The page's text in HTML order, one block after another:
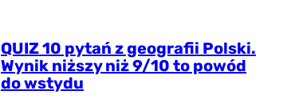
QUIZ 10 pytań z geografii Polski.
Wynik niższy niż 9/10 to powód
do wstydu